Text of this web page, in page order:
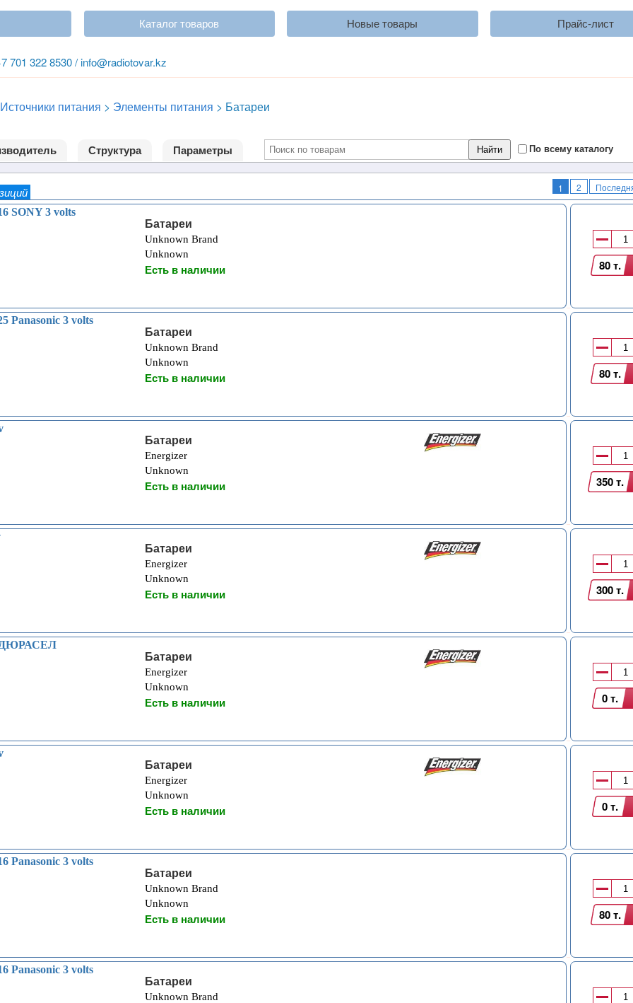
Каталог товаров Новые товары Прайс-лист
701 322 8530 / info@radiotovar.kz
Источники питания > Элементы питания > Батареи
Структура Параметры По всему каталогу
1 2
SONY 3 volts
Батареи
Unknown Brand
Unknown
Есть в наличии 80 т.
Panasonic 3 volts
Батареи
Unknown Brand
Unknown
Есть в наличии 80 т.
Батареи
Energizer
Unknown
Есть в наличии 350 т.
Батареи
Energizer
Unknown
Есть в наличии 300 т.
ДЮРАСЕЛ
Батареи
Energizer
Unknown
Есть в наличии 0 т.
Батареи
Energizer
Unknown
Есть в наличии 0 т.
Panasonic 3 volts
Батареи
Unknown Brand
Unknown
Есть в наличии 80 т.
Panasonic 3 volts
Батареи
Unknown Brand